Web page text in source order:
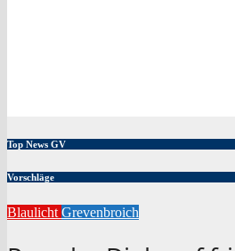
Top News GV
Vorschläge
Blaulicht Grevenbroich